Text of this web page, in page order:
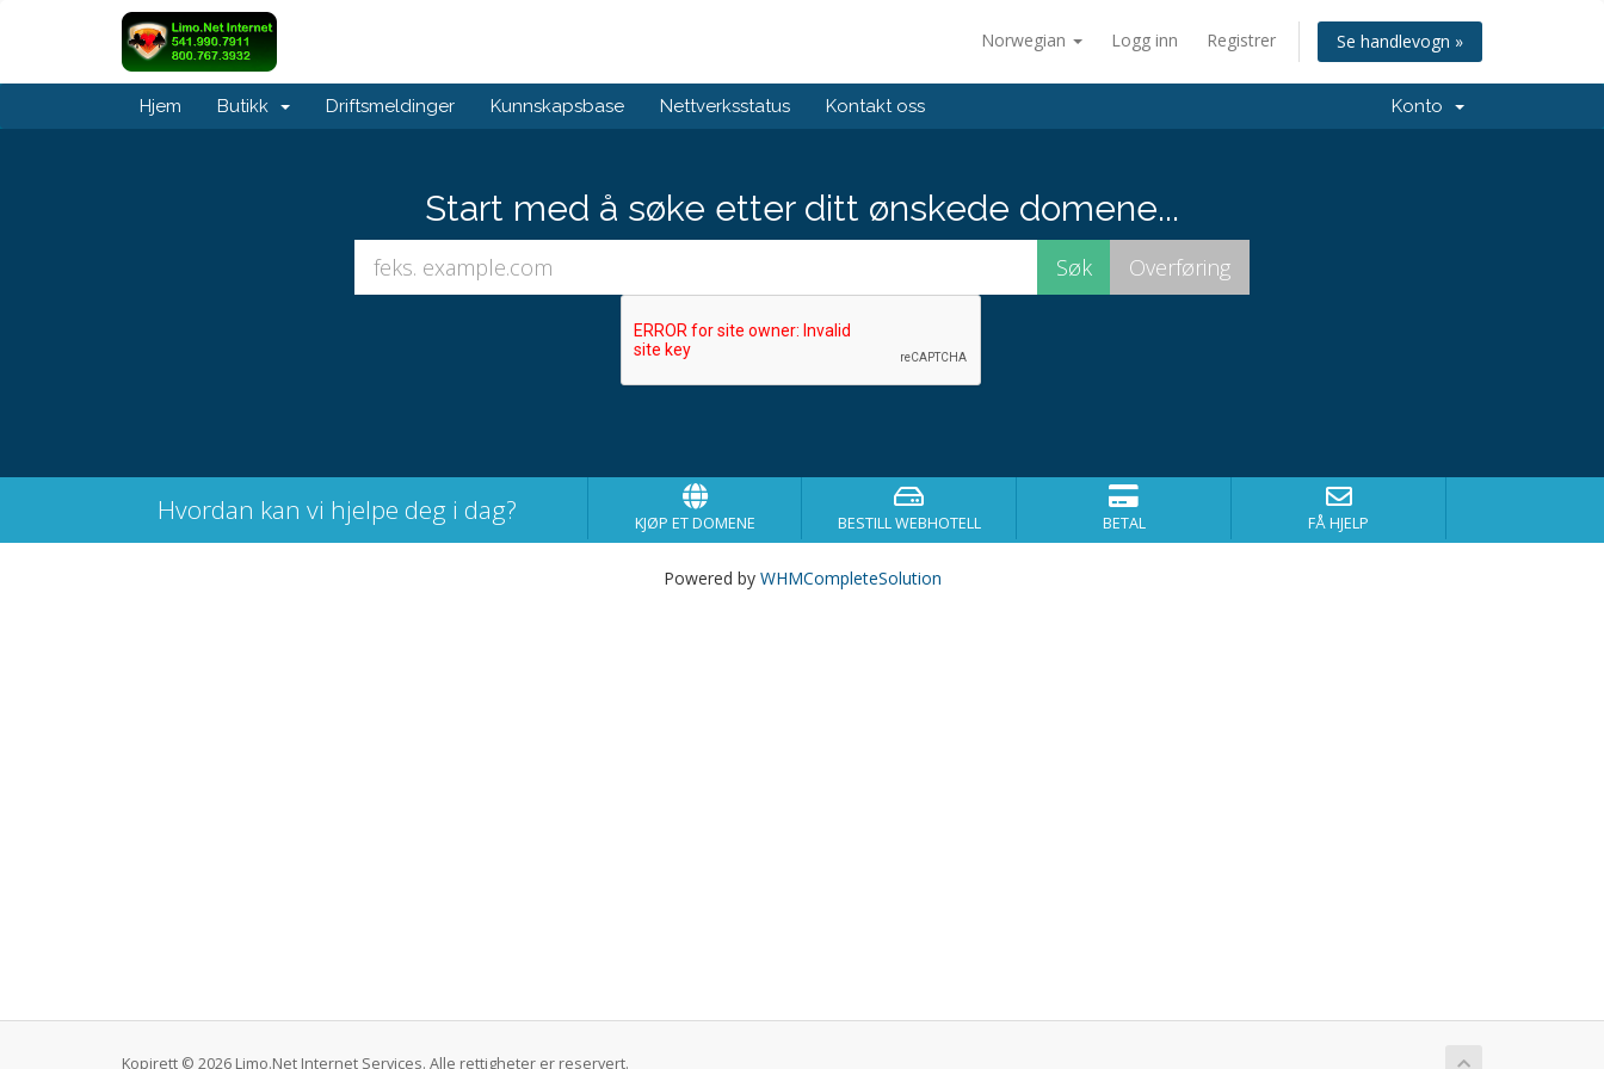
Norwegian Logg inn Registrer Se handlevogn »
Hjem Butikk Driftsmeldinger Kunnskapsbase Nettverksstatus Kontakt oss Konto
Start med å søke etter ditt ønskede domene...
Hvordan kan vi hjelpe deg i dag? KJØP ET DOMENE BESTILL WEBHOTELL BETAL FÅ HJELP
Powered by WHMCompleteSolution
Kopirett © 2026 Limo.Net Internet Services. Alle rettigheter er reservert.